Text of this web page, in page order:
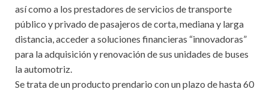
así como a los prestadores de servicios de transporte
público y privado de pasajeros de corta, mediana y larga
distancia, acceder a soluciones financieras “innovadoras”
para la adquisición y renovación de sus unidades de buses
la automotriz.
Se trata de un producto prendario con un plazo de hasta 60